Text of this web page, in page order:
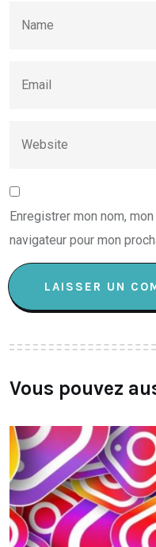
Enregistrer mon nom,
navigateur pour mon
Vous pouvez